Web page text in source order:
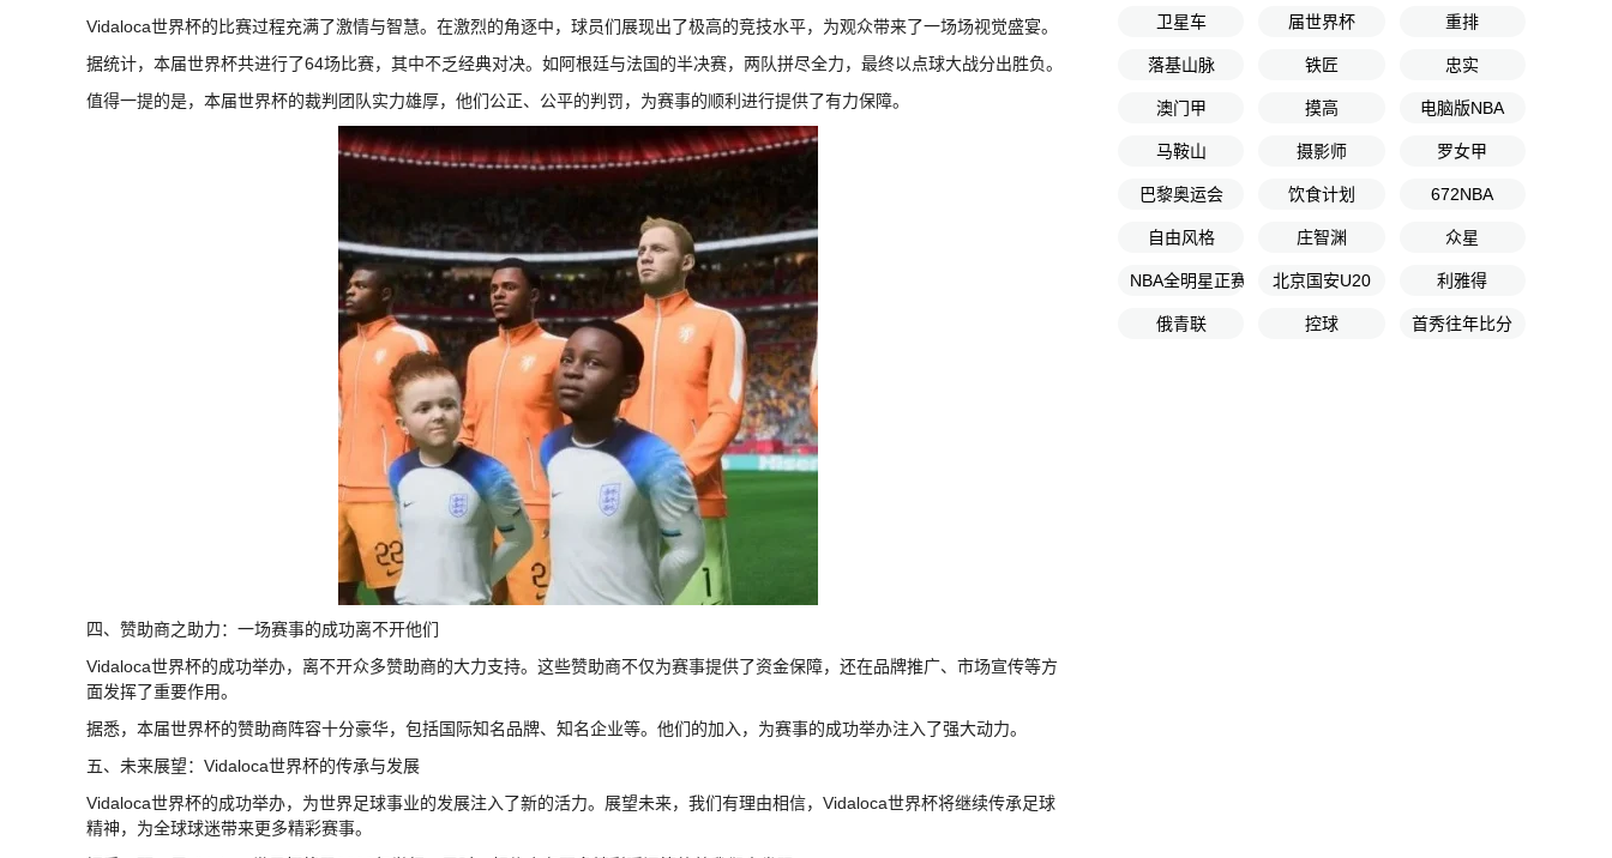
Vidaloca世界杯的比赛过程充满了激情与智慧。在激烈的角逐中，球员们展现出了极高的竞技水平，为观众带来了一场场视觉盛宴。
据统计，本届世界杯共进行了64场比赛，其中不乏经典对决。如阿根廷与法国的半决赛，两队拼尽全力，最终以点球大战分出胜负。
值得一提的是，本届世界杯的裁判团队实力雄厚，他们公正、公平的判罚，为赛事的顺利进行提供了有力保障。
四、赞助商之助力：一场赛事的成功离不开他们
Vidaloca世界杯的成功举办，离不开众多赞助商的大力支持。这些赞助商不仅为赛事提供了资金保障，还在品牌推广、市场宣传等方
面发挥了重要作用。
据悉，本届世界杯的赞助商阵容十分豪华，包括国际知名品牌、知名企业等。他们的加入，为赛事的成功举办注入了强大动力。
五、未来展望：Vidaloca世界杯的传承与发展
Vidaloca世界杯的成功举办，为世界足球事业的发展注入了新的活力。展望未来，我们有理由相信，Vidaloca世界杯将继续传承足球
精神，为全球球迷带来更多精彩赛事。
卫星车 届世界杯 重排
落基山脉 铁匠 忠实
澳门甲 摸高 电脑版NBA
马鞍山 摄影师 罗女甲
巴黎奥运会 饮食计划 672NBA
自由风格 庄智渊 众星
NBA全明星正赛循环赛北京国安U20 利雅得
俄青联 控球 首秀往年比分